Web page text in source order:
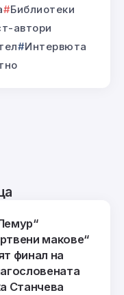
Библиотеки
автори
Интервюта
макове“
финал на
Станчева